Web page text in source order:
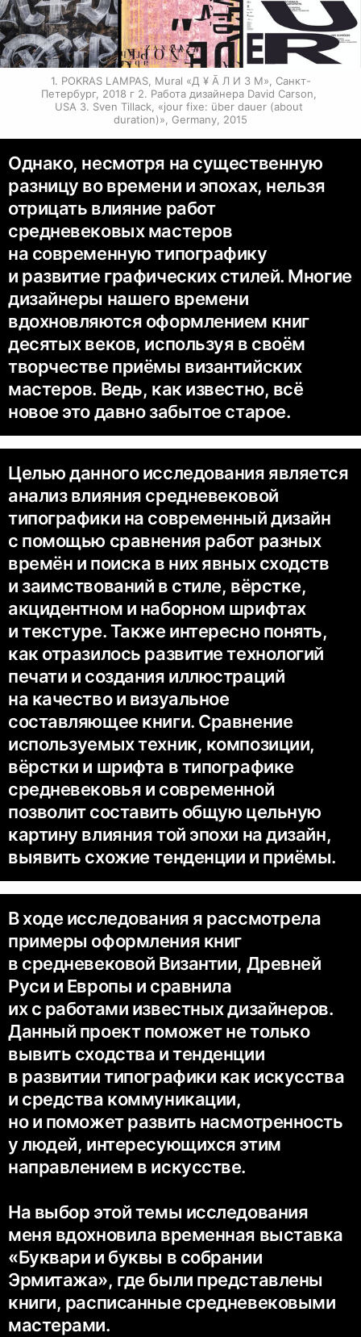
1. POKRAS LAMPAS, Mural «Д ¥ Ā Л И З М», Санкт-
Петербург, 2018 г 2. Работа дизайнера David Carson,
USA 3. Sven Tillack, «jour fixe: über dauer (about
duration)», Germany, 2015
Однако, несмотря на существенную
разницу во времени и эпохах, нельзя
отрицать влияние работ
средневековых мастеров
на современную типографику
и развитие графических стилей. Многие
дизайнеры нашего времени
вдохновляются оформлением книг
десятых веков, используя в своём
творчестве приёмы византийских
мастеров. Ведь, как известно, всё
новое это давно забытое старое.
Целью данного исследования является
анализ влияния средневековой
типографики на современный дизайн
с помощью сравнения работ разных
времён и поиска в них явных сходств
и заимствований в стиле, вёрстке,
акцидентном и наборном шрифтах
и текстуре. Также интересно понять,
как отразилось развитие технологий
печати и создания иллюстраций
на качество и визуальное
составляющее книги. Сравнение
используемых техник, композиции,
вёрстки и шрифта в типографике
средневековья и современной
позволит составить общую цельную
картину влияния той эпохи на дизайн,
выявить схожие тенденции и приёмы.
В ходе исследования я рассмотрела
примеры оформления книг
в средневековой Византии, Древней
Руси и Европы и сравнила
их с работами известных дизайнеров.
Данный проект поможет не только
вывить сходства и тенденции
в развитии типографики как искусства
и средства коммуникации,
но и поможет развить насмотренность
у людей, интересующихся этим
направлением в искусстве.
На выбор этой темы исследования
меня вдохновила временная выставка
«Буквари и буквы в собрании
Эрмитажа», где были представлены
книги, расписанные средневековыми
мастерами.